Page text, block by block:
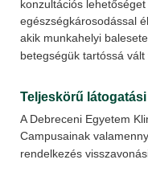
konzultációs
egészségkárosodással
akik munkahelyi
betegségük tartóssá
Teljeskörű
A Debreceni Egyetem
Campusainak
rendelkezés